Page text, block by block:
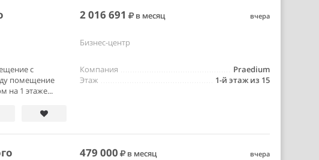
2 016 691 в месяц вчера
Бизнес-центр
с
помещение
на 1 этаже...
Praedium
Компания
1-й этаж из 15
Этаж
479 000 в месяц вчера